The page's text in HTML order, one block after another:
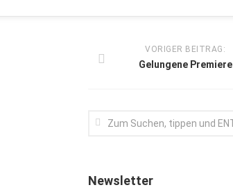
VORIGER BEITRAG:
Gelungene Premiere
Newsletter